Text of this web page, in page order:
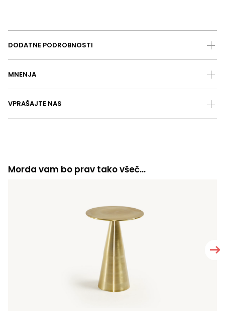
DODATNE PODROBNOSTI
MNENJA
VPRAŠAJTE NAS
Morda vam bo prav tako všeč…